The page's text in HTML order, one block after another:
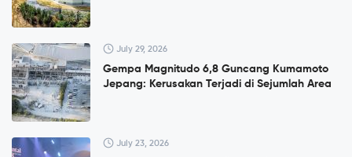
July 29, 2026
Gempa Magnitudo 6,8 Guncang Kumamoto
Jepang: Kerusakan Terjadi di Sejumlah Area
July 23, 2026